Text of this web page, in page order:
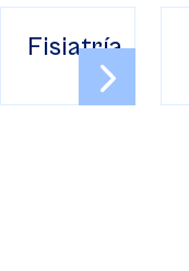
Fisiatría